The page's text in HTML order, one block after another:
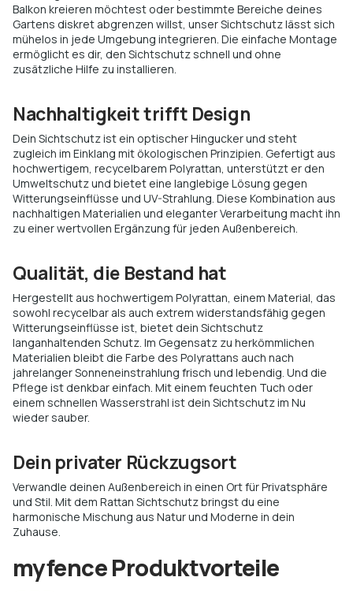
Balkon kreieren möchtest oder bestimmte Bereiche deines
Gartens diskret abgrenzen willst, unser Sichtschutz lässt sich
mühelos in jede Umgebung integrieren. Die einfache Montage
ermöglicht es dir, den Sichtschutz schnell und ohne
zusätzliche Hilfe zu installieren.
Nachhaltigkeit trifft Design
Dein Sichtschutz ist ein optischer Hingucker und steht
zugleich im Einklang mit ökologischen Prinzipien. Gefertigt aus
hochwertigem, recycelbarem Polyrattan, unterstützt er den
Umweltschutz und bietet eine langlebige Lösung gegen
Witterungseinflüsse und UV-Strahlung. Diese Kombination aus
nachhaltigen Materialien und eleganter Verarbeitung macht ihn
zu einer wertvollen Ergänzung für jeden Außenbereich.
Qualität, die Bestand hat
Hergestellt aus hochwertigem Polyrattan, einem Material, das
sowohl recycelbar als auch extrem widerstandsfähig gegen
Witterungseinflüsse ist, bietet dein Sichtschutz
langanhaltenden Schutz. Im Gegensatz zu herkömmlichen
Materialien bleibt die Farbe des Polyrattans auch nach
jahrelanger Sonneneinstrahlung frisch und lebendig. Und die
Pflege ist denkbar einfach. Mit einem feuchten Tuch oder
einem schnellen Wasserstrahl ist dein Sichtschutz im Nu
wieder sauber.
Dein privater Rückzugsort
Verwandle deinen Außenbereich in einen Ort für Privatsphäre
und Stil. Mit dem Rattan Sichtschutz bringst du eine
harmonische Mischung aus Natur und Moderne in dein
Zuhause.
myfence Produktvorteile